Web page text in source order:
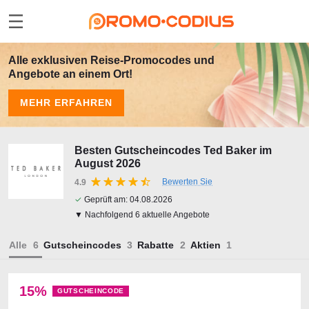
Alle exklusiven Reise-Promocodes und
Angebote an einem Ort!
MEHR ERFAHREN
Besten Gutscheincodes Ted Baker im
August 2026
4.9
Bewerten Sie
✓ Geprüft am: 04.08.2026
▼ Nachfolgend 6 aktuelle Angebote
Alle Gutscheincodes Rabatte Aktien
15% GUTSCHEINCODE